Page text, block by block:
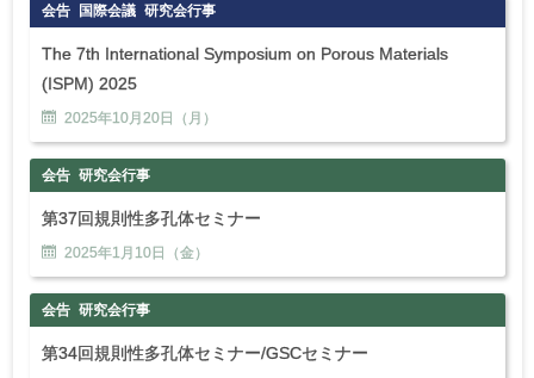
会告 国際会議 研究会行事
The 7th International Symposium on Porous Materials
(ISPM) 2025
2025年10月 20日（月）
会告 研究会行事
第37回規則性多孔体セミナー
2025年1月 10日（金）
会告 研究会行事
第34回規則性多孔体セミナー/GSCセミナー